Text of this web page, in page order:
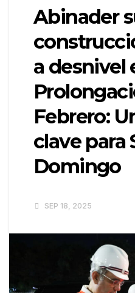
Abinader
a desnivel
Febrero:
clave para
Domingo
SEP 18, 2025